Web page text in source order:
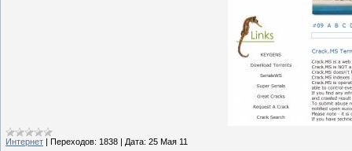
Интернет | Переходов: 1838 | Дата: 25 Мая 11